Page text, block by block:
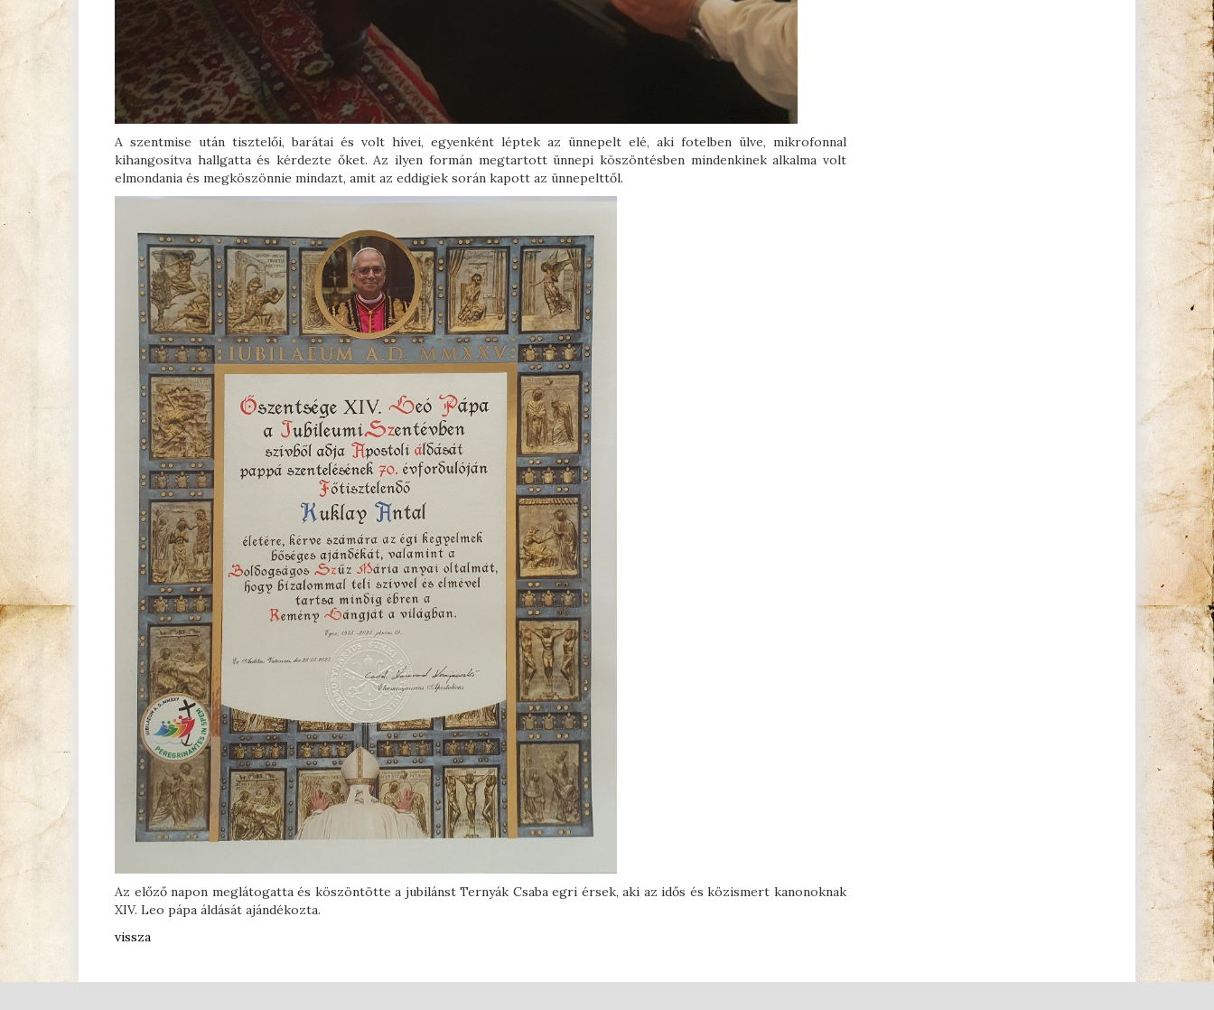
A szentmise után tisztelői, barátai és volt hívei, egyenként léptek az ünnepelt elé, aki fotelben ülve, mikrofonnal
kihangosítva hallgatta és kérdezte őket. Az ilyen formán megtartott ünnepi köszöntésben mindenkinek alkalma volt
elmondania és megköszönnie mindazt, amit az eddigiek során kapott az ünnepelttől.
Az előző napon meglátogatta és köszöntötte a jubilánst Ternyák Csaba egri érsek, aki az idős és közismert kanonoknak
XIV. Leo pápa áldását ajándékozta.
vissza